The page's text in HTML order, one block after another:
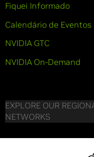
Fiquei Informado
Calendário de Eventos
NVIDIA GTC
NVIDIA On-Demand
EXPLORE OUR
NETWORKS